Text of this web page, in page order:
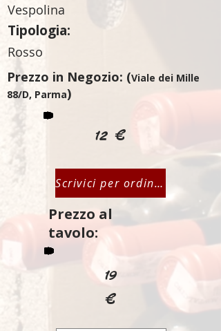
Vespolina
Tipologia:
Rosso
Prezzo in Negozio: (Viale dei Mille
88/D, Parma)
12 €
Scrivici per ordinare
Prezzo al
tavolo:
19
€